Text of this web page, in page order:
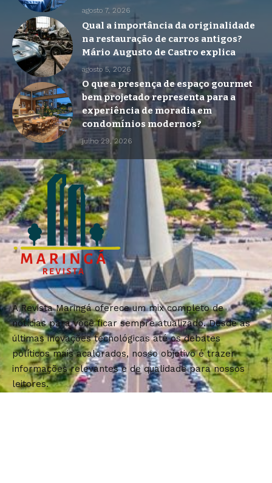
agosto 7, 2026
Qual a importância da originalidade
na restauração de carros antigos?
Mário Augusto de Castro explica
agosto 5, 2026
O que a presença de espaço gourmet
bem projetado representa para a
experiência de moradia em
condomínios modernos?
julho 29, 2026
A Revista Maringá oferece um mix completo de
notícias para você ficar sempre atualizado. Desde as
últimas inovações tecnológicas até os debates
políticos mais acalorados, nosso objetivo é trazer
informações relevantes e de qualidade para nossos
leitores.